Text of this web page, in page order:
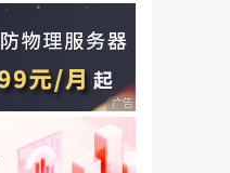
广告 商业广告，理性